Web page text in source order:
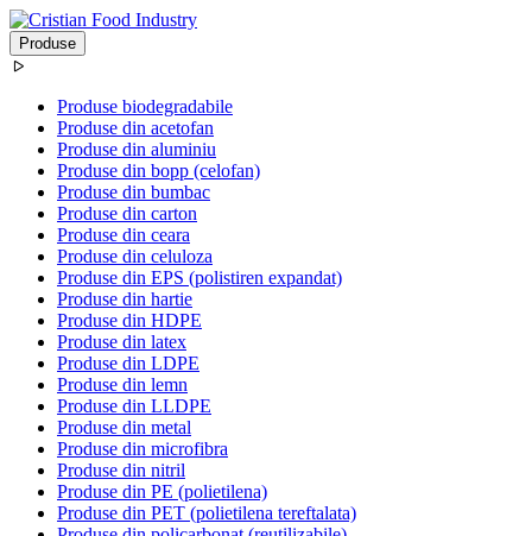
Produse
Produse biodegradabile
Produse din acetofan
Produse din aluminiu
Produse din bopp (celofan)
Produse din bumbac
Produse din carton
Produse din ceara
Produse din celuloza
Produse din EPS (polistiren expandat)
Produse din hartie
Produse din HDPE
Produse din latex
Produse din LDPE
Produse din lemn
Produse din LLDPE
Produse din metal
Produse din microfibra
Produse din nitril
Produse din PE (polietilena)
Produse din PET (polietilena tereftalata)